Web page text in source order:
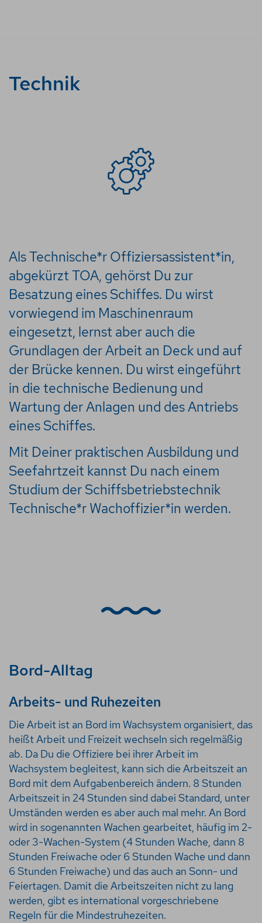
Technik
Als Technische*r Offiziersassistent*in,
abgekürzt TOA, gehörst Du zur
Besatzung eines Schiffes. Du wirst
vorwiegend im Maschinenraum
eingesetzt, lernst aber auch die
Grundlagen der Arbeit an Deck und auf
der Brücke kennen. Du wirst eingeführt
in die technische Bedienung und
Wartung der Anlagen und des Antriebs
eines Schiffes.
Mit Deiner praktischen Ausbildung und
Seefahrtzeit kannst Du nach einem
Studium der Schiffsbetriebstechnik
Technische*r Wachoffizier*in werden.
Bord-Alltag
Arbeits- und Ruhezeiten
Die Arbeit ist an Bord im Wachsystem organisiert, das
heißt Arbeit und Freizeit wechseln sich regelmäßig
ab. Da Du die Offiziere bei ihrer Arbeit im
Wachsystem begleitest, kann sich die Arbeitszeit an
Bord mit dem Aufgabenbereich ändern. 8 Stunden
Arbeitszeit in 24 Stunden sind dabei Standard, unter
Umständen werden es aber auch mal mehr. An Bord
wird in sogenannten Wachen gearbeitet, häufig im 2-
oder 3-Wachen-System (4 Stunden Wache, dann 8
Stunden Freiwache oder 6 Stunden Wache und dann
6 Stunden Freiwache) und das auch an Sonn- und
Feiertagen. Damit die Arbeitszeiten nicht zu lang
werden, gibt es international vorgeschriebene
Regeln für die Mindestruhezeiten.